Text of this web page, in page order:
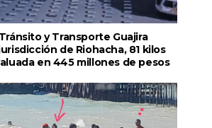
y Transporte Guajira
de Riohacha, 81 kilos
en 445 millones de pesos